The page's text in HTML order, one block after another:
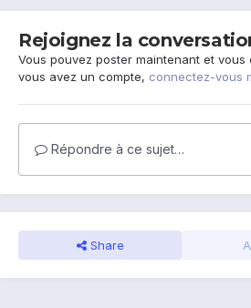
Rejoignez la
Vous pouvez poster maintenant et vous
vous avez un compte, connectez-vous
Répondre à ce sujet…
Share